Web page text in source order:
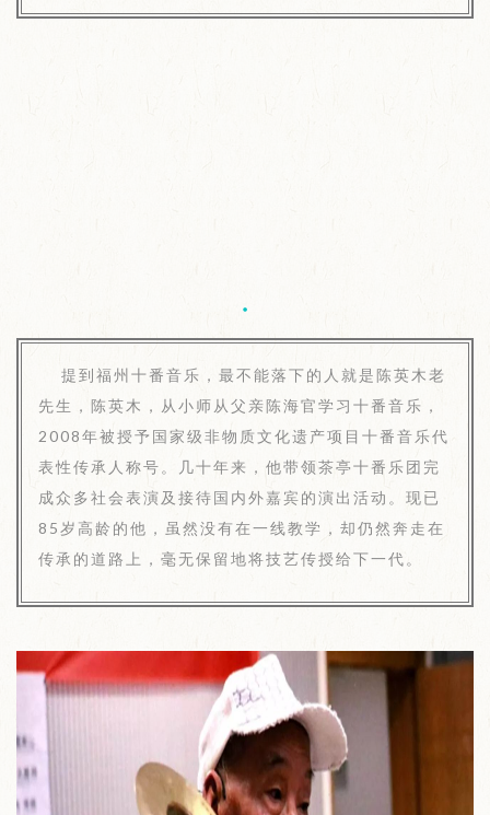
提到福州十番音乐，最不能落下的人就是陈英木老
先生，陈英木，从小师从父亲陈海官学习十番音乐，
2008年被授予国家级非物质文化遗产项目十番音乐代
表性传承人称号。几十年来，他带领茶亭十番乐团完
成众多社会表演及接待国内外嘉宾的演出活动。现已
85岁高龄的他，虽然没有在一线教学，却仍然奔走在
传承的道路上，毫无保留地将技艺传授给下一代。